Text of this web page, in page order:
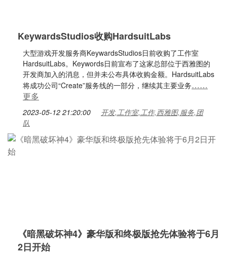
KeywardsStudios收购HardsuitLabs
大型游戏开发服务商KeywardsStudios日前收购了工作室
HardsuitLabs。Keywords日前宣布了这家总部位于西雅图的
开发商加入的消息，但并未公布具体收购金额。HardsuitLabs
将成功公司“Create”服务线的一部分，继续其主要业务……
更多
2023-05-12 21:20:00
开发,工作室,工作,西雅图,服务,团
队
《暗黑破坏神4》豪华版和终极版抢先体验将于6月
2日开始